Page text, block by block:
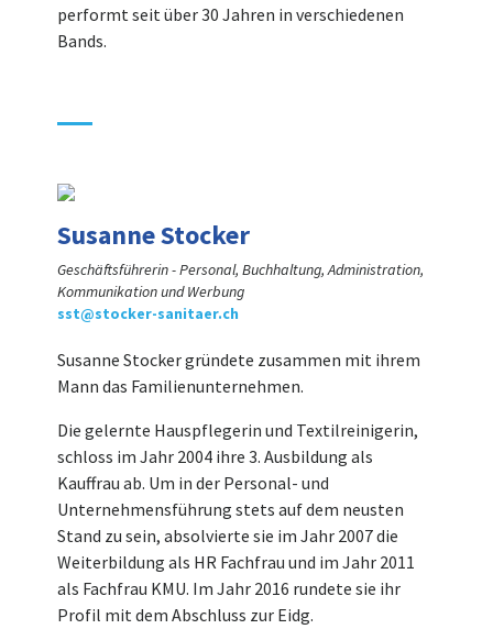
performt seit über 30 Jahren in verschiedenen
Bands.
Susanne Stocker
Geschäftsführerin - Personal, Buchhaltung, Administration,
Kommunikation und Werbung
sst@stocker-sanitaer.ch
Susanne Stocker gründete zusammen mit ihrem
Mann das Familienunternehmen.
Die gelernte Hauspflegerin und Textilreinigerin,
schloss im Jahr 2004 ihre 3. Ausbildung als
Kauffrau ab. Um in der Personal- und
Unternehmensführung stets auf dem neusten
Stand zu sein, absolvierte sie im Jahr 2007 die
Weiterbildung als HR Fachfrau und im Jahr 2011
als Fachfrau KMU. Im Jahr 2016 rundete sie ihr
Profil mit dem Abschluss zur Eidg.